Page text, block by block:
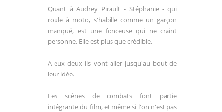
Quant à Audrey Pirault - Stéphanie - qui
roule à moto, s'habille comme un garçon
manqué, est une fonceuse qui ne craint
personne. Elle est plus que crédible.
A eux deux ils vont aller jusqu'au bout de
leur idée.
Les scènes de combats font partie
intégrante du film, et même si l'on n'est pas